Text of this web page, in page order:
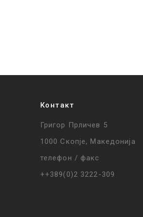
Контакт
Григор Прличев 5
1000 Скопје, Македонија
телефон / факс
++389(0)2 3222-309